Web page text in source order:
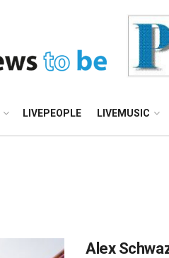
LIVEPEOPLE LIVEMUSIC
Alex